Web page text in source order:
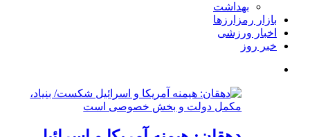
بهداشت
بازار رمزارزها
اخبار ورزشی
خبر روز